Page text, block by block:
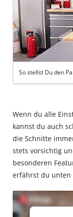
So stellst Du den
Wenn du alle
kannst du auch
die Schnitte
stets vorsichtig
besonderen
erfährst du unten